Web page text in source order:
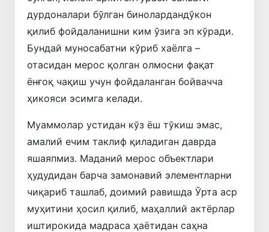
дурдоналари бўлган бинолардандўкон
қилиб фойдаланишни ким ўзига эп кўради.
Бундай муносабатни кўриб хаёлга –
отасидан мерос қолган олмосни фақат
ёнғоқ чақиш учун фойдаланган бойвачча
ҳикояси эсимга келади.
Муаммолар устидан кўз ёш тўкиш эмас,
амалий ечим таклиф қиладиган даврда
яшаяпмиз. Маданий мерос объектлари
ҳудудидан барча замонавий элементларни
чиқариб ташлаб, доимий равишда Ўрта аср
муҳитини ҳосил қилиб, маҳаллий актёрлар
иштирокида мадраса ҳаётидан саҳна